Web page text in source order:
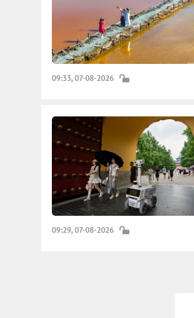
09:33, 07-08-2026
09:29, 07-08-2026